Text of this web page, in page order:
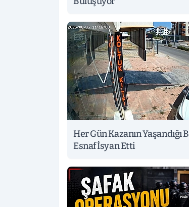
Her Gün Kazanın Yaşandığı
Esnaf İsyan Etti